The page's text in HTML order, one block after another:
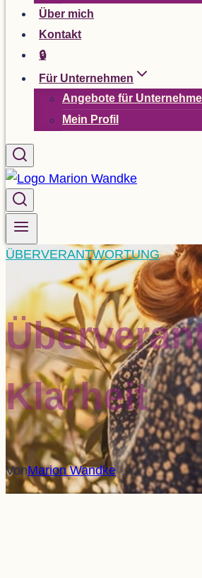
Über mich
Kon­takt
🔒
Für Unter­neh­men
Ange­bote für
Mein Pro­fil
ÜBERVERANTWORTUNG
Klarheit
VonMarion Wandke